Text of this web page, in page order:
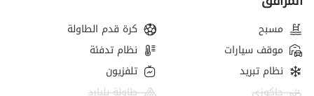
مسبح
كرة قدم الطاولة
موقف سيارات
نظام تدفئة
نظام تبريد
تلفزيون
جاكوزي
طاولة بليارد